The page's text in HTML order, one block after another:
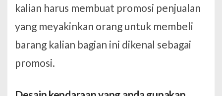
kalian harus membuat promosi penjualan
yang meyakinkan orang untuk membeli
barang kalian bagian ini dikenal sebagai
promosi.